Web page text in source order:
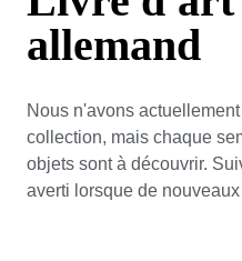
allemand
Nous n'avons
collection, mais chaque
objets sont à découvrir.
averti lorsque de